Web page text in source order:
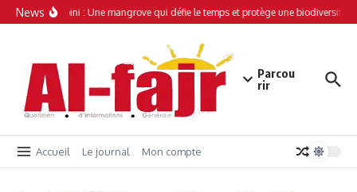
Aller au contenu
News
Simamboini : Une mangrove qui défie le temps et protège une biodiversité
Parcou
rir
Accueil Le journal Mon compte